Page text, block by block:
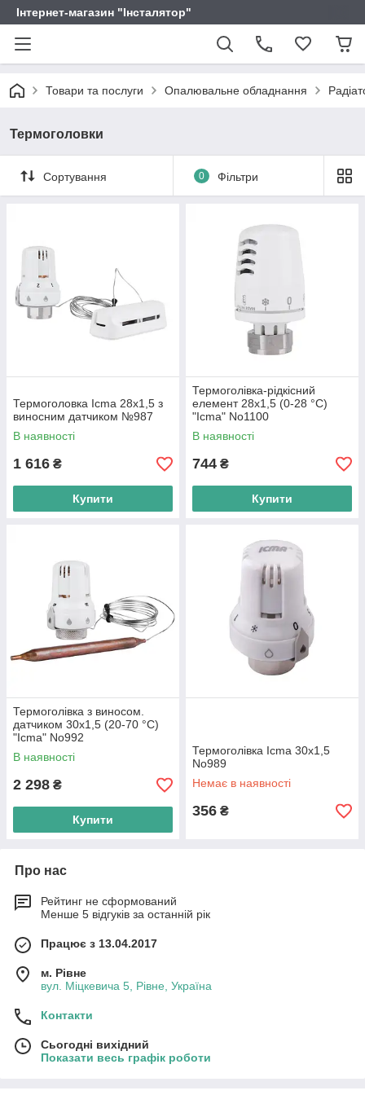
Інтернет-магазин "Інсталятор"
Товари та послуги Опалювальне обладнання
Термоголовки
Сортування 0 Фільтри
Термоголовка Icma 28х1,5 з
виносним датчиком №987
В наявності
1 616 ₴
Купити
Термоголівка-рідкісний
елемент 28х1,5 (0-28 °C)
"Icma" No1100
В наявності
744 ₴
Купити
Термоголівка з виносом.
датчиком 30х1,5 (20-70 °C)
"Icma" No992
В наявності
2 298 ₴
Купити
Термоголівка Icma 30х1,5
No989
Немає в наявності
356 ₴
Про нас
Рейтинг не сформований
Менше 5 відгуків за останній рік
Працює з 13.04.2017
м. Рівне
вул. Міцкевича 5, Рівне, Україна
Контакти
Сьогодні вихідний
Показати весь графік роботи